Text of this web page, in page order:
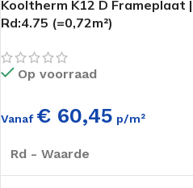
Kooltherm K12 D Frameplaat
Rd:4.75 (=0,72m²)
Op voorraad
Vanaf € 60,45 p/m²
Rd - Waarde